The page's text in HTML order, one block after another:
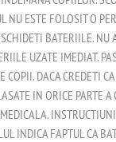
NU ESTE FOLOSIT O
BATERIILE.
UZATE IMEDIAT.
COPII. DACA CREDETI
IN ORICE PARTE A
INDICA FAPTUL CA